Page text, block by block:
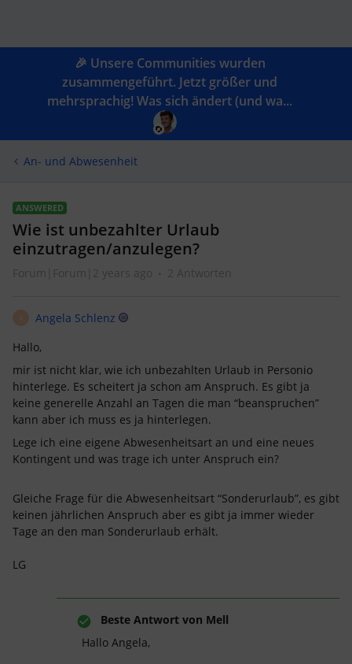
🎉 Unsere Communities wurden
zusammengeführt. Jetzt größer und
mehrsprachig! Was sich ändert (und wa...
An- und Abwesenheit
ANSWERED
Wie ist unbezahlter Urlaub
einzutragen/anzulegen?
Forum|Forum|2 years ago 2 Antworten
Angela Schlenz
Hallo,
mir ist nicht klar, wie ich unbezahlten Urlaub in Personio
hinterlege. Es scheitert ja schon am Anspruch. Es gibt ja
keine generelle Anzahl an Tagen die man “beanspruchen”
kann aber ich muss es ja hinterlegen.
Lege ich eine eigene Abwesenheitsart an und eine neues
Kontingent und was trage ich unter Anspruch ein?
Gleiche Frage für die Abwesenheitsart “Sonderurlaub”, es gibt
keinen jährlichen Anspruch aber es gibt ja immer wieder
Tage an den man Sonderurlaub erhält.
LG
Beste Antwort von Mell
Hallo Angela,